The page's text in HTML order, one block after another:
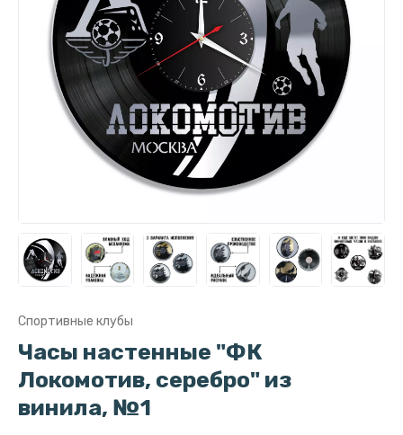
Спортивные клубы
Часы настенные "ФК
Локомотив, серебро" из
винила, №1